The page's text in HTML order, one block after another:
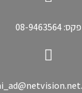
פקס: 08-9463564